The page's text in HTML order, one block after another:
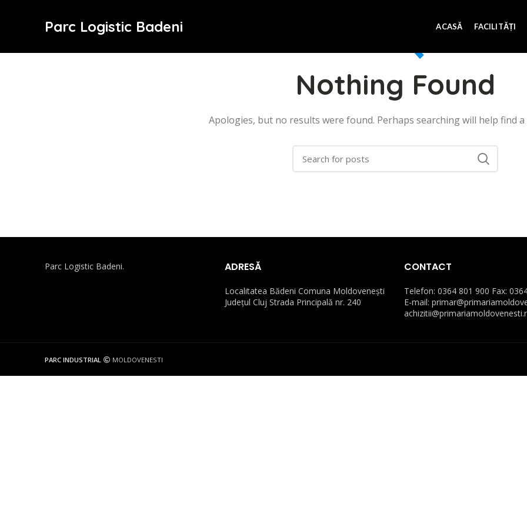
Parc Logistic Badeni ACASĂ FACILITĂȚI
Nothing Found
Apologies, but no results were found. Perhaps searching will help find
Parc Logistic Badeni. ADRESĂ
Localitatea Bădeni Comuna Moldovenești
Județul Cluj Strada Principală nr. 240
CONTACT
Telefon: 0364 801 900 Fax:
E-mail:
PARC INDUSTRIAL MOLDOVENESTI